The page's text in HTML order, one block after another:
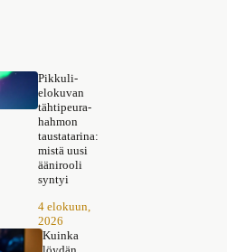
Pikkuli-
elokuvan
tähtipeura-
hahmon
taustatarina:
mistä uusi
äänirooli
syntyi
4 elokuun,
2026
Kuinka